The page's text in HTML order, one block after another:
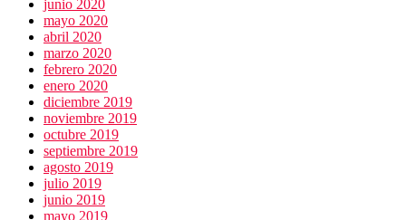
junio 2020
mayo 2020
abril 2020
marzo 2020
febrero 2020
enero 2020
diciembre 2019
noviembre 2019
octubre 2019
septiembre 2019
agosto 2019
julio 2019
junio 2019
mayo 2019